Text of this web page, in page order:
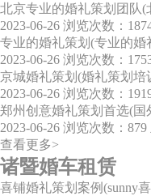
北京专业的婚礼策划团队
2023-06-26 浏览次数：
专业的婚礼策划(专业的
2023-06-26 浏览次数：
京城婚礼策划(婚礼策划培
2023-06-26 浏览次数：
郑州创意婚礼策划首选(国
2023-06-26 浏览次数：879
查看更多>
诸暨婚车租赁
喜铺婚礼策划案例(sunny